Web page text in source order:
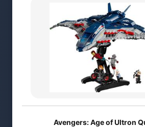
Avengers: Age of Ultron